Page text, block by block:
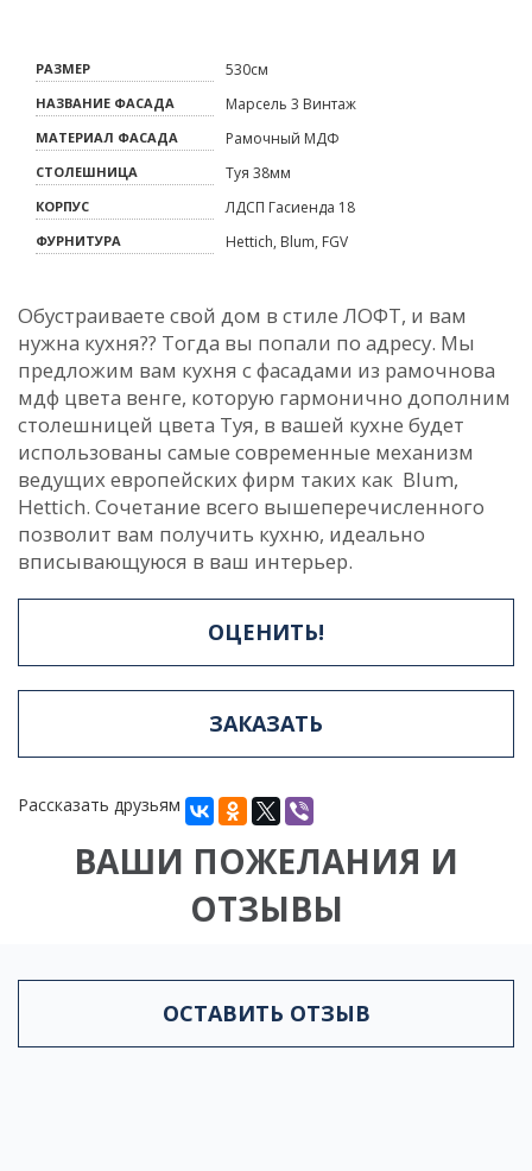
РАЗМЕР 530см
НАЗВАНИЕ ФАСАДА Марсель 3 Винтаж
МАТЕРИАЛ ФАСАДА Рамочный МДФ
СТОЛЕШНИЦА Туя 38мм
КОРПУС ЛДСП Гасиенда 18
ФУРНИТУРА Hettich, Blum, FGV
Обустраиваете свой дом в стиле ЛОФТ, и вам
нужна кухня?? Тогда вы попали по адресу. Мы
предложим вам кухня с фасадами из рамочнова
мдф цвета венге, которую гармонично дополним
столешницей цвета Туя, в вашей кухне будет
использованы самые современные механизм
ведущих европейских фирм таких как Blum,
Hettich. Сочетание всего вышеперечисленного
позволит вам получить кухню, идеально
вписывающуюся в ваш интерьер.
ОЦЕНИТЬ!
ЗАКАЗАТЬ
Рассказать друзьям
ВАШИ ПОЖЕЛАНИЯ И
ОТЗЫВЫ
ОСТАВИТЬ ОТЗЫВ